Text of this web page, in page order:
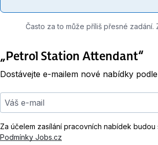
Často za to může příliš přesné
„Petrol Station Attendant“
Dostávejte e-mailem nové nabídky
Váš e-mail
Za účelem zasílání pracovních nabídek
Podmínky Jobs.cz